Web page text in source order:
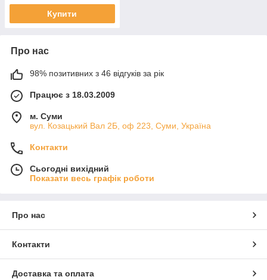
Купити
Про нас
98% позитивних з 46 відгуків за рік
Працює з 18.03.2009
м. Суми
вул. Козацький Вал 2Б, оф 223, Суми, Україна
Контакти
Сьогодні вихідний
Показати весь графік роботи
Про нас
Контакти
Доставка та оплата